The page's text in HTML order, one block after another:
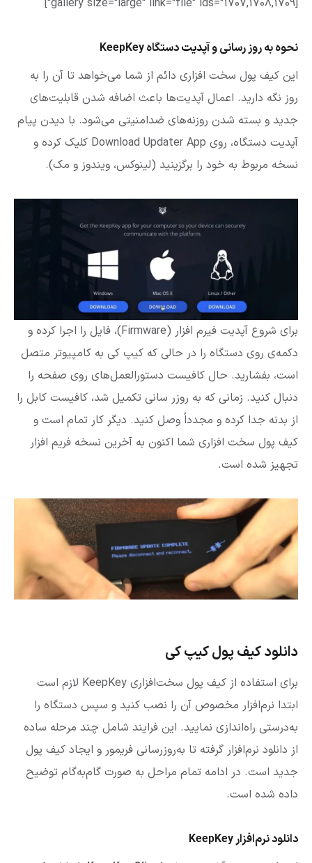
[gallery size="large" link="file" ids="1707,1708,1709"]
نحوه به‌ روز رسانی وآپدیتدستگاه KeepKey
این کیف پول سخت افزاری دائم از شما می‌خواهد تا آن را به‌
روز نگه دارید. اعمال آپدیت‌ها باعث اضافه شدن قابلیت‌های
جدید و بسته شدن روزنه‌های ضدامنیتی می‌شود. با دیدن پیام
آپدیت دستگاه، روی Download Updater App کلیک کرده و
نسخه مربوط به خود را برگزینید (لینوکس، ویندوز و مک).
برای شروع آپدیت فیرم افزار (Firmware)، فایل را اجرا کرده و
دکمه‌ی روی دستگاه را در حالی که کیپ کی به کامپیوتر متصل
است، بفشارید. حال کافیست دستورالعمل‌های روی صفحه را
دنبال کنید. زمانی که به‌ روزر سانی تکمیل شد، کافیست کابل را
از بدنه جدا کرده و مجدداً وصل کنید. دیگر کار تمام است و
کیف پول سخت افزاری شما اکنون به آخرین نسخه فریم افزار
تجهیز شده است.
دانلود کیف پول کیپ کی
برای استفاده از کیف پول سخت‌افزاری KeepKey لازم است
ابتدا نرم‌افزار مخصوص آن را نصب کنید و سپس دستگاه را
به‌درستی راه‌اندازی نمایید. این فرایند شامل چند مرحله ساده
از دانلود نرم‌افزار گرفته تا به‌روزرسانی فریمور و ایجاد کیف پول
جدید است. در ادامه تمام مراحل به صورت گام‌به‌گام توضیح
داده شده است.
دانلود نرم‌افزار KeepKey